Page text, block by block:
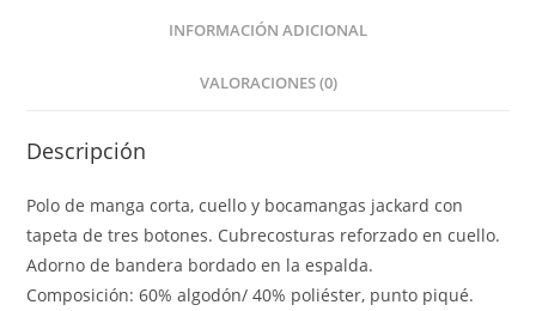
INFORMACIÓN ADICIONAL
VALORACIONES (0)
Descripción
Polo de manga corta, cuello y bocamangas jackard con
tapeta de tres botones. Cubrecosturas reforzado en cuello.
Adorno de bandera bordado en la espalda.
Composición: 60% algodón/ 40% poliéster, punto piqué.